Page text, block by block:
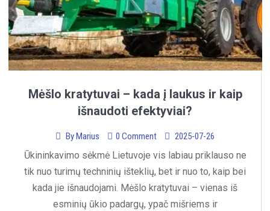
Mėšlo kratytuvai – kada į laukus ir kaip
išnaudoti efektyviai?
ByMarius 0 Comment 2025-07-26
Ūkininkavimo sėkmė Lietuvoje vis labiau priklauso ne
tik nuo turimų techninių išteklių, bet ir nuo to, kaip bei
kada jie išnaudojami. Mėšlo kratytuvai – vienas iš
esminių ūkio padargų, ypač mišriems ir